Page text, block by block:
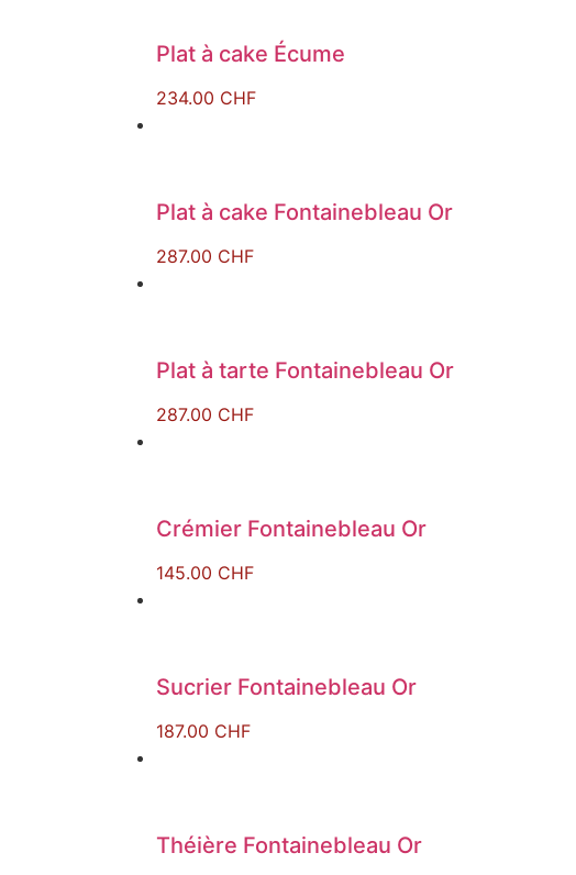
Plat à cake Écume
234.00 CHF
Plat à cake Fontainebleau Or
287.00 CHF
Plat à tarte Fontainebleau Or
287.00 CHF
Crémier Fontainebleau Or
145.00 CHF
Sucrier Fontainebleau Or
187.00 CHF
Théière Fontainebleau Or